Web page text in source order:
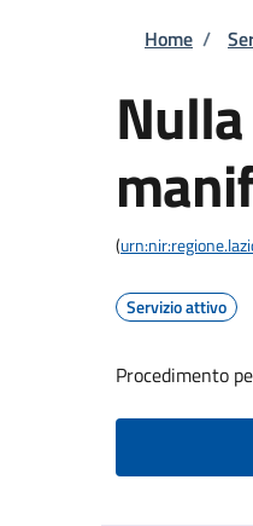
Home /
(
Servizio attivo
Procedimento